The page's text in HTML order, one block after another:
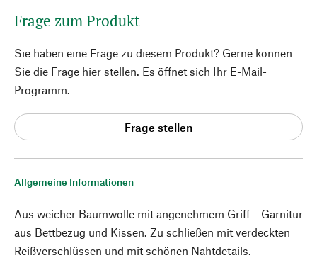
Allgemeine Informationen
Aus weicher Baumwolle mit angenehmem Griff – Garnitur
aus Bettbezug und Kissen. Zu schließen mit verdeckten
Reißverschlüssen und mit schönen Nahtdetails.
Frage zum Produkt
Sie haben eine Frage zu diesem Produkt? Gerne können
Sie die Frage hier stellen. Es öffnet sich Ihr E-Mail-
Programm.
Frage stellen